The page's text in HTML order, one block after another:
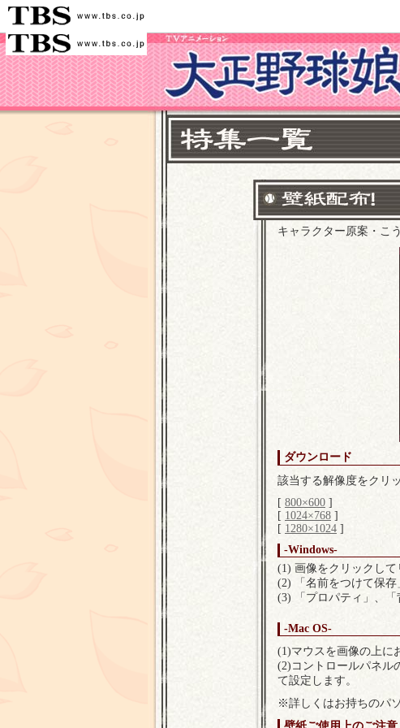
キャラクター原案・こ
ダウンロード
該当する解像度をクリ
[ 800×600 ]
[ 1024×768 ]
[ 1280×1024 ]
-Windows-
(1) 画像をクリックし
(2) 「名前をつけて保
(3) 「プロパティ」、「
-Mac OS-
(1)マウスを画像の上に
(2)コントロールパネル
て設定します。
※詳しくはお持ちのパ